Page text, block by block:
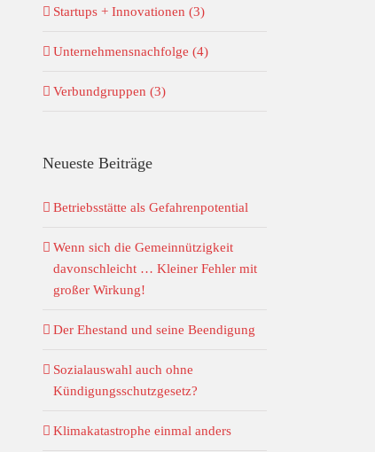
Startups + Innovationen (3)
Unternehmensnachfolge (4)
Verbundgruppen (3)
Neueste Beiträge
Betriebsstätte als Gefahrenpotential
Wenn sich die Gemeinnützigkeit
davonschleicht … Kleiner Fehler mit
großer Wirkung!
Der Ehestand und seine Beendigung
Sozialauswahl auch ohne
Kündigungsschutzgesetz?
Klimakatastrophe einmal anders